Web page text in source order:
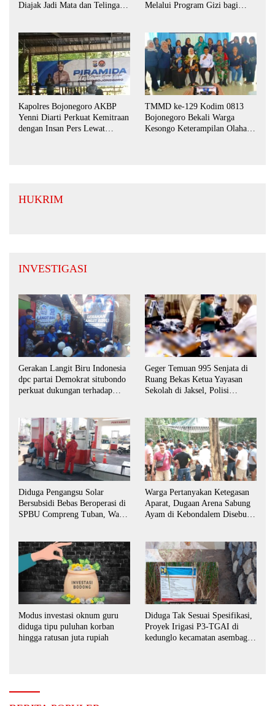
Diajak Jadi Mata dan Telinga
Melalui Program Gizi bagi
Kapolres Bojonegoro AKBP
Yenni Diarti Perkuat Kemitraan
dengan Insan Pers Lewat
TMMD ke-129 Kodim 0813
Bojonegoro Bekali Warga
Kesongo Keterampilan Olahan
HUKRIM
INVESTIGASI
Gerakan Langit Biru Indonesia
dpc partai Demokrat situbondo
perkuat dukungan terhadap
Geger Temuan 995 Senjata di
Ruang Bekas Ketua Yayasan
Sekolah di Jaksel, Polisi
Diduga Pengangsu Solar
Bersubsidi Bebas Beroperasi di
SPBU Compreng Tuban, Warga
Warga Pertanyakan Ketegasan
Aparat, Dugaan Arena Sabung
Ayam di Kebondalem Disebut
Modus investasi oknum guru
diduga tipu puluhan korban
hingga ratusan juta rupiah
Diduga Tak Sesuai Spesifikasi,
Proyek Irigasi P3-TGAI di
kedunglo kecamatan asembagus